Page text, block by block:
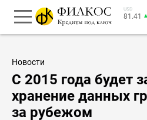
USD
81.41
Новости
С 2015 года будет
хранение данных
за рубежом